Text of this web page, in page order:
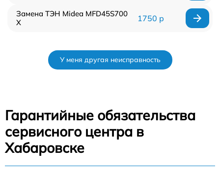
Замена ТЭН Midea MFD45S700
X
1750 р
У меня другая неисправность
Гарантийные обязательства
сервисного центра в
Хабаровске